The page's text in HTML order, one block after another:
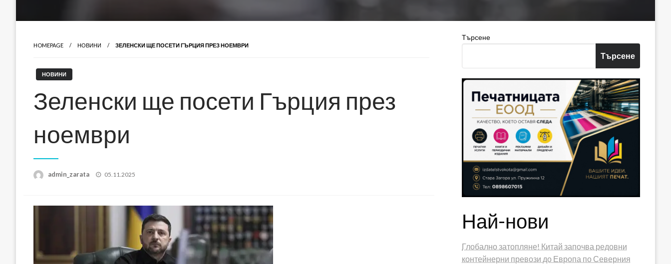
HOMEPAGE НОВИНИ ЗЕЛЕНСКИ ЩЕ ПОСЕТИ ГЪРЦИЯ ПРЕЗ НОЕМВРИ
НОВИНИ
Зеленски ще посети Гърция през
ноември
admin_zarata
Posted
05.11.2025
Търсене
Търсене
Най-нови
Глобално затопляне! Китай започва редовни
контейнерни превози до Европа по Северния